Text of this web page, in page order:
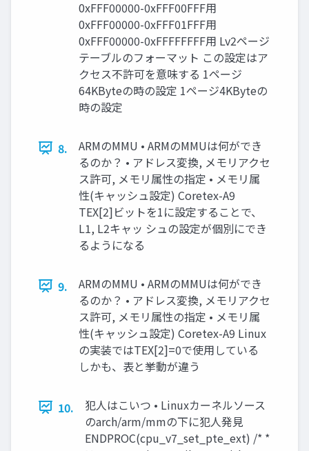
0xFFF00000-0xFFF00FFF用
0xFFF00000-0xFFF01FFF用
0xFFF00000-0xFFFFFFFF用 Lv2ページ
テーブルのフォーマット この設定はア
クセス不許可を意味する 1ページ
64KByteの時の設定 1ページ4KByteの
時の設定
8.
ARMのMMU • ARMのMMUは何ができ
るのか？ • アドレス変換, メモリアクセ
ス許可, メモリ属性の指定 • メモリ属
性(キャッシュ設定) Coretex-A9
TEX[2]ビットを1に設定することで、
L1, L2キャッ シュの設定が個別にでき
るようになる
9.
ARMのMMU • ARMのMMUは何ができ
るのか？ • アドレス変換, メモリアクセ
ス許可, メモリ属性の指定 • メモリ属
性(キャッシュ設定) Coretex-A9 Linux
の実装ではTEX[2]=0で使用している
しかも、表と挙動が違う
10.
犯人はこいつ • Linuxカーネルソース
のarch/arm/mmの下に犯人発見
ENDPROC(cpu_v7_set_pte_ext) /* *